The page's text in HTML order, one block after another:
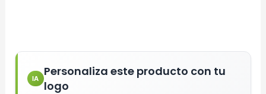
IA
Personaliza este producto con tu
logo
Diseñador de Vistas Previas
×